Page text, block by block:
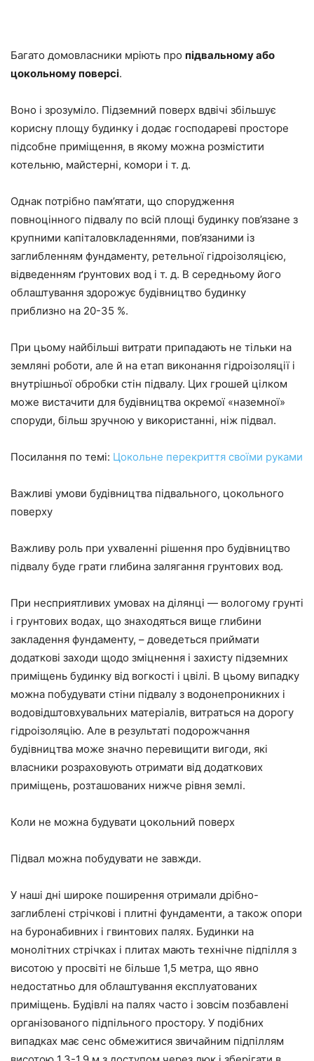
Багато домовласники мріють про підвальному або
цокольному поверсі.
Воно і зрозуміло. Підземний поверх вдвічі збільшує
корисну площу будинку і додає господареві просторе
підсобне приміщення, в якому можна розмістити
котельню, майстерні, комори і т. д.
Однак потрібно пам’ятати, що спорудження
повноцінного підвалу по всій площі будинку пов’язане з
крупними капіталовкладеннями, пов’язаними із
заглибленням фундаменту, ретельної гідроізоляцією,
відведенням ґрунтових вод і т. д. В середньому його
облаштування здорожує будівництво будинку
приблизно на 20-35 %.
При цьому найбільші витрати припадають не тільки на
земляні роботи, але й на етап виконання гідроізоляції і
внутрішньої обробки стін підвалу. Цих грошей цілком
може вистачити для будівництва окремої «наземної»
споруди, більш зручною у використанні, ніж підвал.
Посилання по темі: Цокольне перекриття своїми руками
Важливі умови будівництва підвального, цокольного
поверху
Важливу роль при ухваленні рішення про будівництво
підвалу буде грати глибина залягання грунтових вод.
При несприятливих умовах на ділянці — вологому грунті
і грунтових водах, що знаходяться вище глибини
закладення фундаменту, – доведеться приймати
додаткові заходи щодо зміцнення і захисту підземних
приміщень будинку від вогкості і цвілі. В цьому випадку
можна побудувати стіни підвалу з водонепроникних і
водовідштовхувальних матеріалів, витраться на дорогу
гідроізоляцію. Але в результаті подорожчання
будівництва може значно перевищити вигоди, які
власники розраховують отримати від додаткових
приміщень, розташованих нижче рівня землі.
Коли не можна будувати цокольний поверх
Підвал можна побудувати не завжди.
У наші дні широке поширення отримали дрібно-
заглиблені стрічкові і плитні фундаменти, а також опори
на буронабивних і гвинтових палях. Будинки на
монолітних стрічках і плитах мають технічне підпілля з
висотою у просвіті не більше 1,5 метра, що явно
недостатньо для облаштування експлуатованих
приміщень. Будівлі на палях часто і зовсім позбавлені
організованого підпільного простору. У подібних
випадках має сенс обмежитися звичайним підпіллям